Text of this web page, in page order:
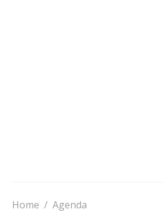
Home
Agenda